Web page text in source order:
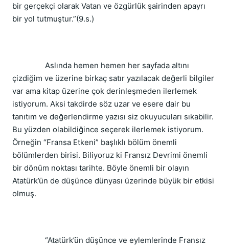
bir gerçekçi olarak Vatan ve özgürlük şairinden apayrı
bir yol tutmuştur.”(9.s.)
Aslında hemen hemen her sayfada altını
çizdiğim ve üzerine birkaç satır yazılacak değerli bilgiler
var ama kitap üzerine çok derinleşmeden ilerlemek
istiyorum. Aksi takdirde söz uzar ve esere dair bu
tanıtım ve değerlendirme yazısı siz okuyucuları sıkabilir.
Bu yüzden olabildiğince seçerek ilerlemek istiyorum.
Örneğin “Fransa Etkeni” başlıklı bölüm önemli
bölümlerden birisi. Biliyoruz ki Fransız Devrimi önemli
bir dönüm noktası tarihte. Böyle önemli bir olayın
Atatürk’ün de düşünce dünyası üzerinde büyük bir etkisi
olmuş.
“Atatürk’ün düşünce ve eylemlerinde Fransız